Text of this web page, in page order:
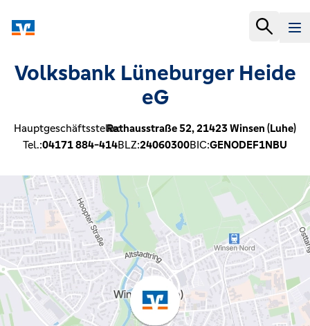
Volksbank Lüneburger Heide
eG
Hauptgeschäftsstelle:Rathausstraße 52,21423Winsen (Luhe)
Tel.:04171 884-414BLZ:24060300BIC:GENODEF1NBU